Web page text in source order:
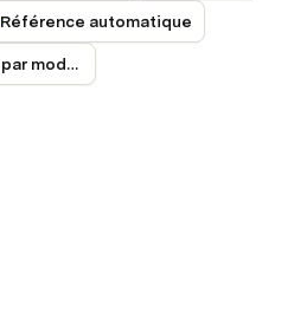
Référence automatique
Application pilotée par modèle